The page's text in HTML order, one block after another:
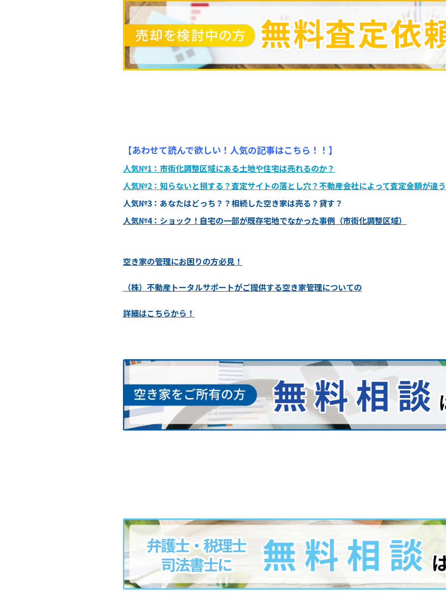
【あわせて読んで欲しい！人気の記事はこちら！！】
人気№1： 市街化調整区域にある土地や住宅は売れるのか？
人気№2： 知らないと損する？査定サイトの落とし穴？不動産会社によって査定金額が違
人気№3： あなたはどっち？？相続した空き家は売る？貸す？
人気№4： ショック！自宅の一部が既存宅地でなかった事例（市街化調整区域）
空き家の管理にお困りの方必見！
（株）不動産トータルサポートがご提供する空き家管理についての
詳細はこちらから！